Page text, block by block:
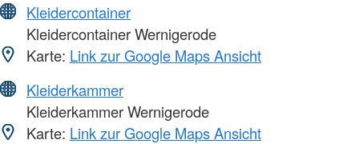
Kleidercontainer
Kleidercontainer Wernigerode
Karte: Link zur Google Maps Ansicht
Kleiderkammer
Kleiderkammer Wernigerode
Karte: Link zur Google Maps Ansicht